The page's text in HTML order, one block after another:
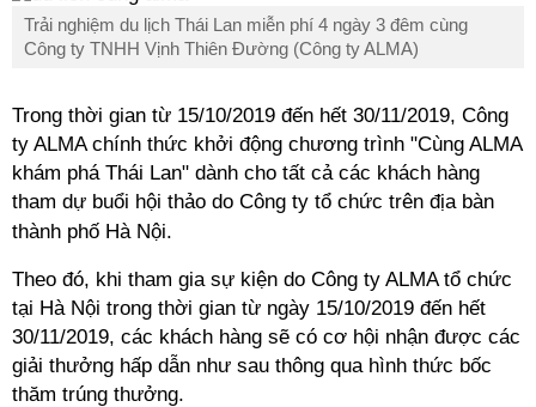
Trải nghiệm du lịch Thái Lan miễn phí 4 ngày 3 đêm cùng
Công ty TNHH Vịnh Thiên Đường (Công ty ALMA)
Trong thời gian từ 15/10/2019 đến hết 30/11/2019, Công
ty ALMA chính thức khởi động chương trình "Cùng ALMA
khám phá Thái Lan" dành cho tất cả các khách hàng
tham dự buổi hội thảo do Công ty tổ chức trên địa bàn
thành phố Hà Nội.
Theo đó, khi tham gia sự kiện do Công ty ALMA tổ chức
tại Hà Nội trong thời gian từ ngày 15/10/2019 đến hết
30/11/2019, các khách hàng sẽ có cơ hội nhận được các
giải thưởng hấp dẫn như sau thông qua hình thức bốc
thăm trúng thưởng.